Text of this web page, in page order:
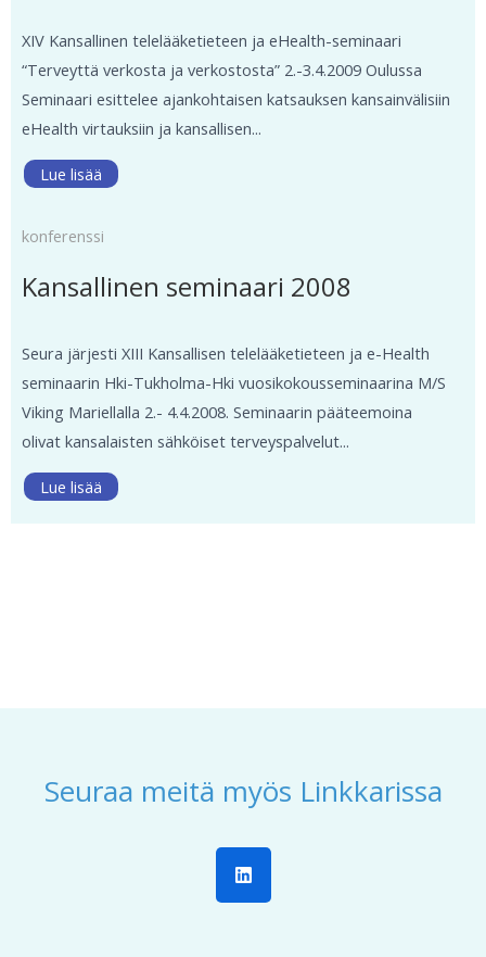
XIV Kansallinen telelääketieteen ja eHealth-seminaari
“Terveyttä verkosta ja verkostosta” 2.-3.4.2009 Oulussa
Seminaari esittelee ajankohtaisen katsauksen kansainvälisiin
eHealth virtauksiin ja kansallisen...
Lue lisää
konferenssi
Kansallinen seminaari 2008
Seura järjesti XIII Kansallisen telelääketieteen ja e-Health
seminaarin Hki-Tukholma-Hki vuosikokousseminaarina M/S
Viking Mariellalla 2.- 4.4.2008. Seminaarin pääteemoina
olivat kansalaisten sähköiset terveyspalvelut...
Lue lisää
Seuraa meitä myös Linkkarissa
n